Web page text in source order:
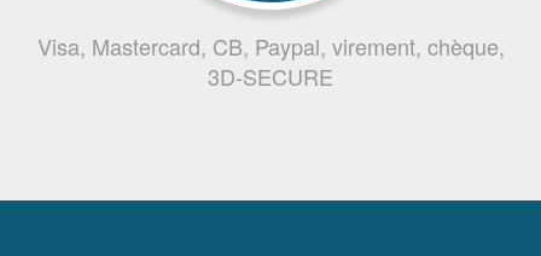
Visa, Mastercard, CB, Paypal, virement, chèque,
3D-SECURE